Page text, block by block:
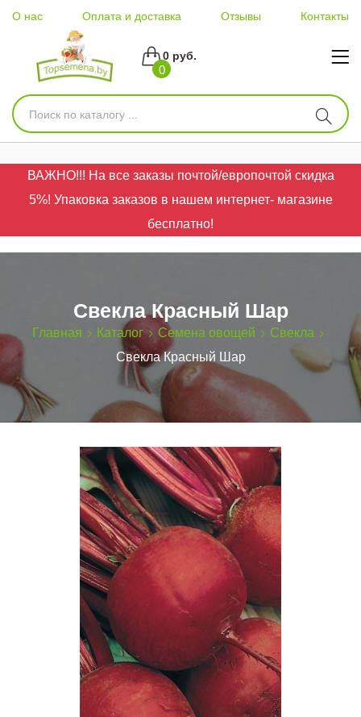
О нас Оплата и доставка Отзывы Контакты
0
0 руб.
ВАЖНО!!! На все заказы почтой/европочтой скидка
5%! Упаковка заказов в нашем интернет- магазине
бесплатно!
Свекла Красный Шар
Главная Каталог Семена овощей
Свекла
Свекла Красный Шар